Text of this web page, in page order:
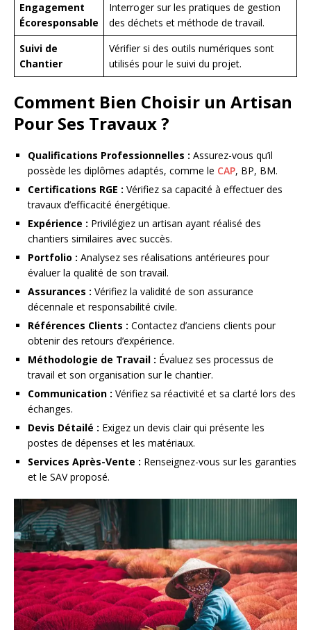
Engagement
Écoresponsable
Interroger sur les pratiques de gestion
des déchets et méthode de travail.
Suivi de
Chantier
Vérifier si des outils numériques sont
utilisés pour le suivi du projet.
Comment Bien Choisir un Artisan
Pour Ses Travaux ?
Qualifications Professionnelles : Assurez-vous qu’il
possède les diplômes adaptés, comme le CAP, BP, BM.
Certifications RGE : Vérifiez sa capacité à effectuer des
travaux d’efficacité énergétique.
Expérience : Privilégiez un artisan ayant réalisé des
chantiers similaires avec succès.
Portfolio : Analysez ses réalisations antérieures pour
évaluer la qualité de son travail.
Assurances : Vérifiez la validité de son assurance
décennale et responsabilité civile.
Références Clients : Contactez d’anciens clients pour
obtenir des retours d’expérience.
Méthodologie de Travail : Évaluez ses processus de
travail et son organisation sur le chantier.
Communication : Vérifiez sa réactivité et sa clarté lors des
échanges.
Devis Détailé : Exigez un devis clair qui présente les
postes de dépenses et les matériaux.
Services Après-Vente : Renseignez-vous sur les garanties
et le SAV proposé.